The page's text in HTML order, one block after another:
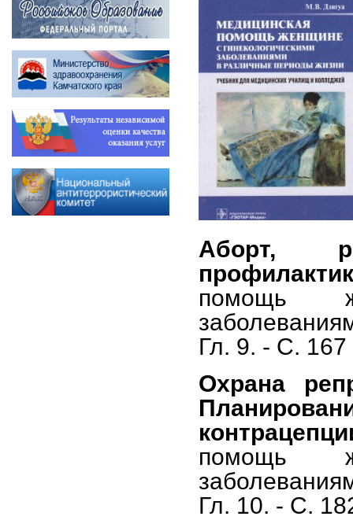
Аборт,
помощь
Гл. 9. - С. 167
Охрана
помощь
Гл. 10. - С.